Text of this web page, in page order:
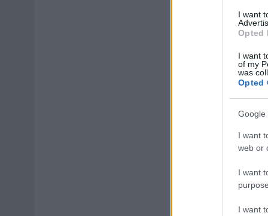
I want
Opted
I want
of my
was
Opted
Google
I want
web or
I want
I want